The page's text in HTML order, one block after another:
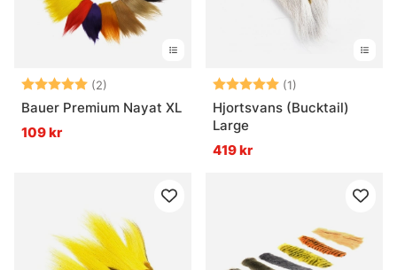
Betyg: (2)
5.0 utav 5 stjärnor
Bauer Premium Nayat XL
109 kr
Betyg: (1)
Hjortsvans (Bucktail)
Large
419 kr